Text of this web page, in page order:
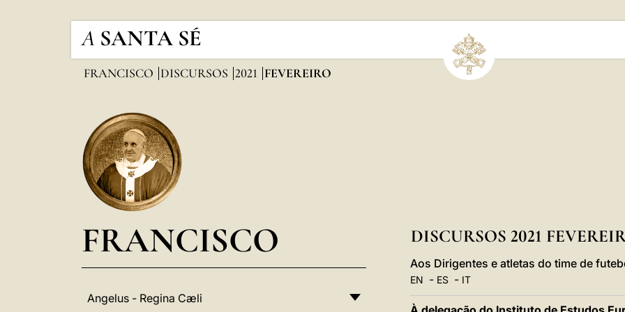
A SANTA SÉ
FRANCISCO DISCURSOS 2021 FEVEREIRO
FRANCISCO
Angelus - Regina Cæli
DISCURSOS 2021
Aos Dirigentes e atletas do time de
EN - ES- IT